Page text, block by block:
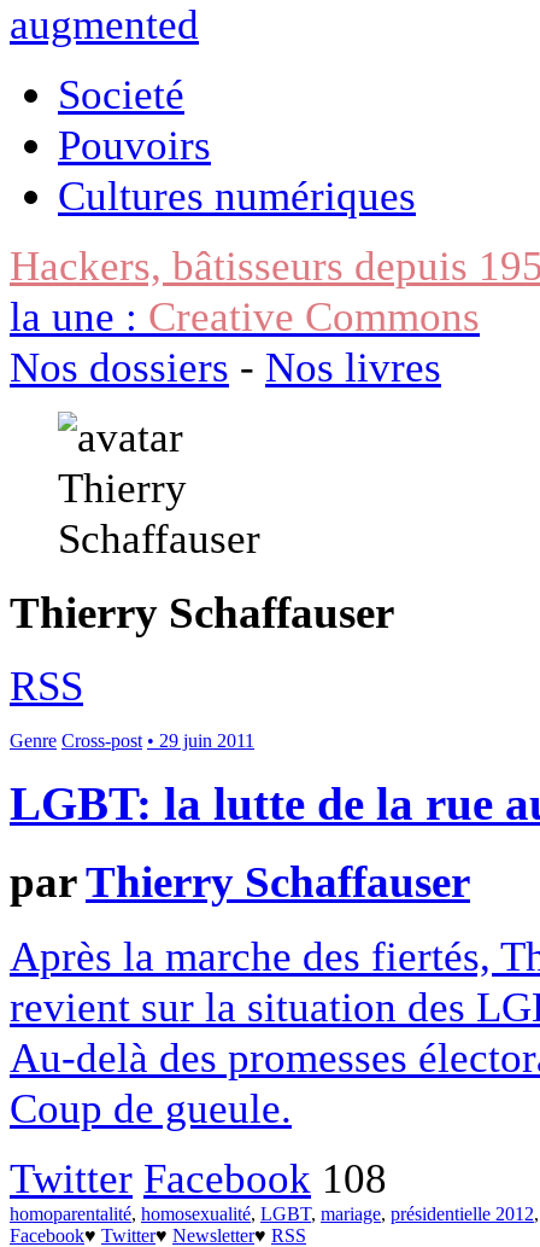
Societé
Pouvoirs
Cultures numériques
Hackers, bâtisseurs depuis
la une : Creative Commons
Nos dossiers - Nos livres
Thierry Schaffauser
RSS
Genre Cross-post • 29 juin 2011
LGBT: la lutte de la rue
parThierry Schaffauser
Après la marche des fiertés,
revient sur la situation des
Au-delà des promesses
Coup de gueule.
Twitter Facebook 108
homoparentalité, homosexualité, LGBT, mariage, présidentielle 2012
Facebook♥ Twitter♥ Newsletter♥ RSS